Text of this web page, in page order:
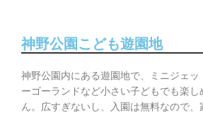
神野公園こども遊園地
神野公園内にある遊園地で、ミニジェッ
ーゴーランドなど小さい子どもでも楽し
ん。広すぎないし、入園は無料なので、